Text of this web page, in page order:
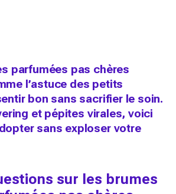
parfumées pas chères
l’astuce des petits
bon sans sacrifier le soin.
et pépites virales, voici
sans exploser votre
sur les brumes